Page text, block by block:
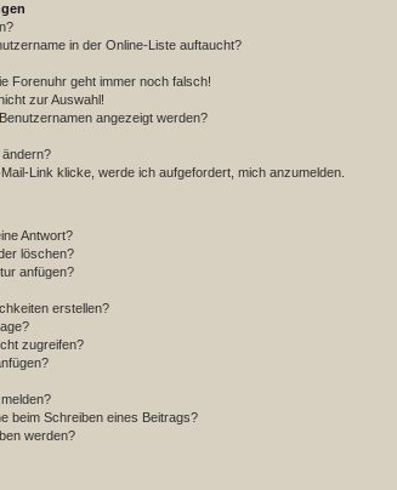
in der Online-Liste auftaucht?
Forenuhr geht immer noch falsch!
zur Auswahl!
angezeigt werden?
Link klicke, werde ich aufgefordert, mich anzumelden.
Antwort?
löschen?
anfügen?
erstellen?
zugreifen?
beim Schreiben eines Beitrags?
werden?